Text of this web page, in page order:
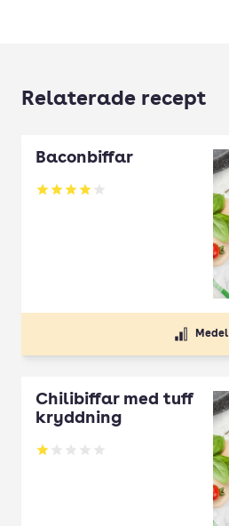
Relaterade recept
Baconbiffar
Betyg: 4 av 5
Medel
Chilibiffar med tuff
kryddning
Betyg: 1 av 5